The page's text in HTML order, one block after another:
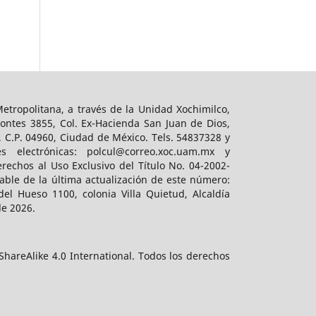
a través de la Unidad Xochimilco,
3855, Col. Ex-Hacienda San Juan de Dios,
04960, Ciudad de México. Tels. 54837328 y
polcul@correo.xoc.uam.mx y
al Uso Exclusivo del Título No. 04-2002-
de la última actualización de este número:
Hueso 1100, colonia Villa Quietud, Alcaldía
2026.
4.0 International. Todos los derechos